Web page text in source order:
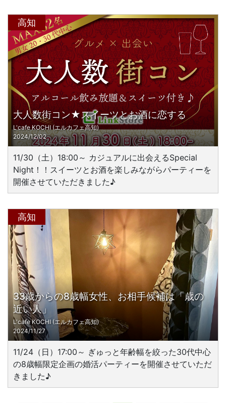
大人数街コン★スイーツとお酒に恋する
高知
L'cafe KOCHI (エルカフェ高知)
2024/12/02
11/30（土）18:00～ カジュアルに出会えるSpecial
Night！！スイーツとお酒を楽しみながらパーティーを
開催させていただきました♪
33歳からの8歳幅女性、お相手候補は「歳の
近い人」
高知
L'cafe KOCHI (エルカフェ高知)
2024/11/27
11/24（日）17:00～ ぎゅっと年齢幅を絞った30代中心
の8歳幅限定企画の婚活パーティーを開催させていただ
きました♪